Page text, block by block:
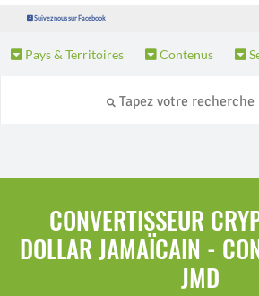
Suivez nous sur Facebook
Pays & Territoires Contenus
CONVERTISSEUR
DOLLAR JAMAÏCAIN -
JMD